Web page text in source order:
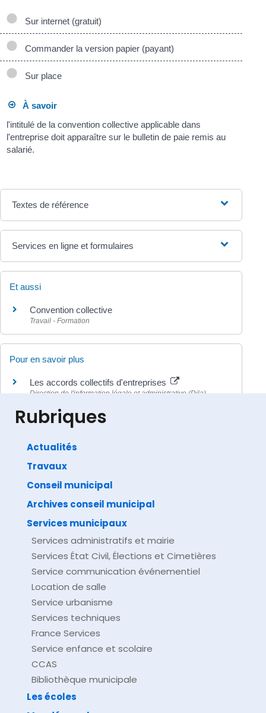
Sur internet (gratuit)
Commander la version papier (payant)
Sur place
À savoir
l'intitulé de la convention collective applicable dans
l'entreprise doit apparaître sur le bulletin de paie remis au
salarié.
Textes de référence
Services en ligne et formulaires
Et aussi
Convention collective
Travail - Formation
Pour en savoir plus
Les accords collectifs d'entreprises
Direction de l'information légale et administrative (Dila) -
Direction de l'information légale et administrative
Rubriques
Actualités
Travaux
Conseil municipal
Archives conseil municipal
Services municipaux
Services administratifs et mairie
Services État Civil, Élections et Cimetières
Service communication événementiel
Location de salle
Service urbanisme
Services techniques
France Services
Service enfance et scolaire
CCAS
Bibliothèque municipale
Les écoles